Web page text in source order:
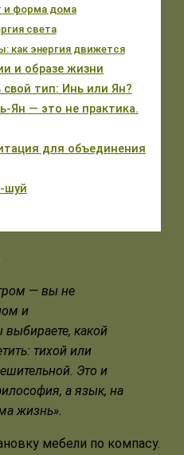
форма дома
света
как энергия движется
и образе жизни
свой тип: Инь или Ян?
Ян — это не практика.
для объединения
шуй
— вы не
и
какой
тихой или
Это и
а язык, на
жизнь».
мебели по компасу.